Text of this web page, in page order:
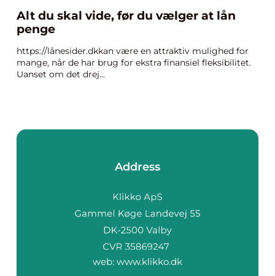
Alt du skal vide, før du vælger at lån
penge
https://lånesider.dkkan være en attraktiv mulighed for
mange, når de har brug for ekstra finansiel fleksibilitet.
Uanset om det drej...
Address
web: www.klikko.dk